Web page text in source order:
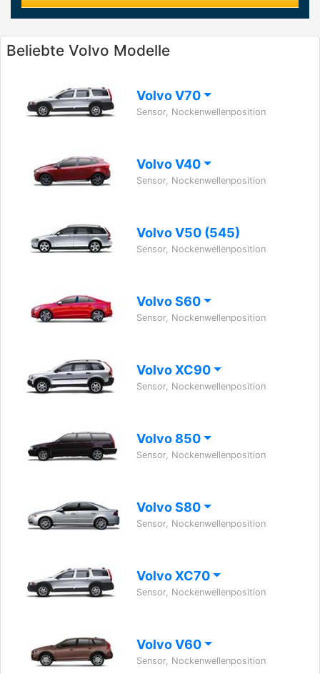
Beliebte Volvo Modelle
Volvo V70
Sensor, Nockenwellenposition
Volvo V40
Sensor, Nockenwellenposition
Volvo V50 (545)
Sensor, Nockenwellenposition
Volvo S60
Sensor, Nockenwellenposition
Volvo XC90
Sensor, Nockenwellenposition
Volvo 850
Sensor, Nockenwellenposition
Volvo S80
Sensor, Nockenwellenposition
Volvo XC70
Sensor, Nockenwellenposition
Volvo V60
Sensor, Nockenwellenposition